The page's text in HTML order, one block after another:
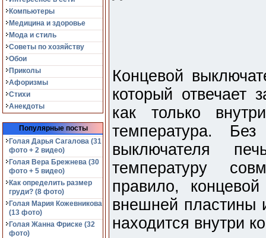
Компьютеры
Медицина и здоровье
Мода и стиль
Советы по хозяйству
Обои
Приколы
Афоризмы
Стихи
Анекдоты
Популярные посты
Голая Дарья Сагалова (31
фото + 2 видео)
Голая Вера Брежнева (30
фото + 5 видео)
Как определить размер
груди? (8 фото)
Голая Мария Кожевникова
(13 фото)
Голая Жанна Фриске (32
фото)
Концевой
который отвечает
как только
температура. Без
выключателя
температуру
правило,
внешней пластины
находится внутри